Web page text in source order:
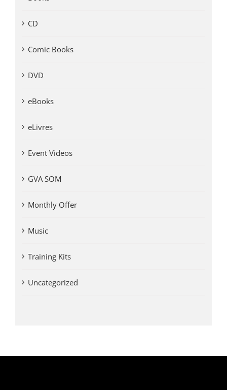
CD
Comic Books
DVD
eBooks
eLivres
Event Videos
GVA SOM
Monthly Offer
Music
Training Kits
Uncategorized